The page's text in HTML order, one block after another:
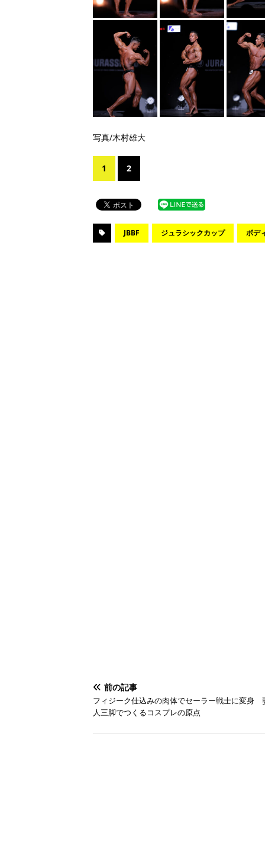
写真/木村雄大
1 2
JBBF ジュラシックカップ ボデ
前の記事
フィジーク仕込みの肉体でセーラー戦士に変身
人三脚でつくるコスプレの原点